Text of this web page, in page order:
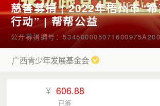
慈善募捐 | 2022年梧州市“
行动” | 帮帮公益
公开募捐编号：
广西青少年发展基金会
¥ 606.88
已筹